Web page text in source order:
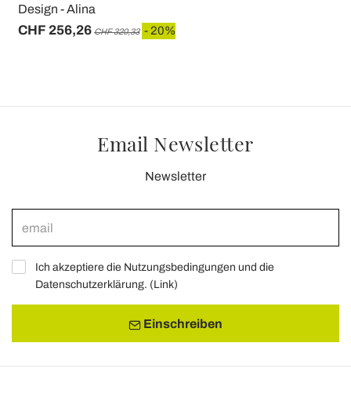
Design - Alina
CHF 256,26 CHF 320,33 - 20%
Email Newsletter
Newsletter
Ich akzeptiere die Nutzungsbedingungen und die
Datenschutzerklärung. (Link)
Einschreiben